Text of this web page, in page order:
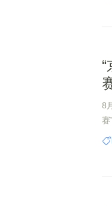
8
赛